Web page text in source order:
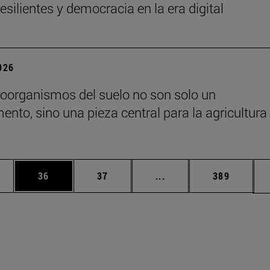
y democracia en la era digital
del suelo no son solo un
sino una pieza central para la agricultura
Use TAB para desplazarse.
Página
36 Página
37 ... Páginas intermedias
Página
389